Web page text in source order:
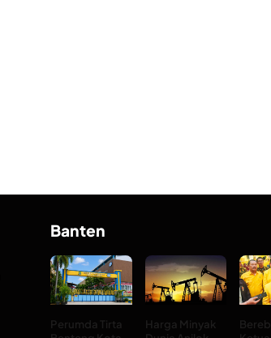
Banten
Perumda Tirta
Harga Minyak